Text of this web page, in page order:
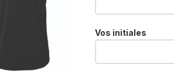
Vos initiales